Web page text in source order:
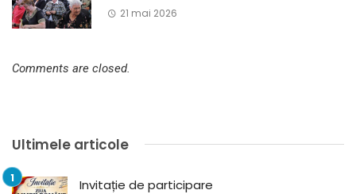
21 mai 2026
Comments are closed.
Ultimele articole
Invitație de participare